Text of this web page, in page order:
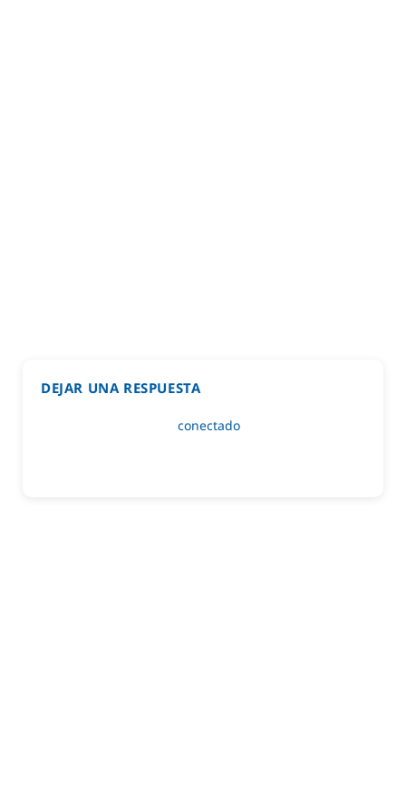
DEJAR UNA RESPUESTA
conectado